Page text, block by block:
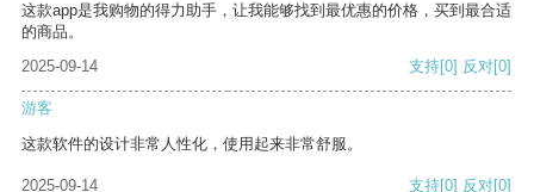
这款app是我购物的得力助手，让我能够找到最优惠的价格，买到最合适
的商品。
2025-09-14
支持[0] 反对[0]
游客
这款软件的设计非常人性化，使用起来非常舒服。
2025-09-14 支持[0] 反对[0]